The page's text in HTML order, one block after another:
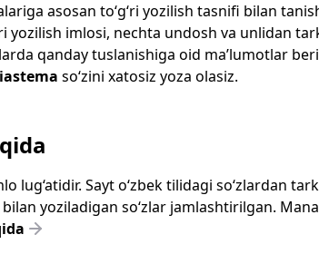
asosan to‘g‘ri yozilish tasnifi bilan
yozilish imlosi, nechta undosh va unlidan
qanday tuslanishiga oid ma’lumotlar
so‘zini xatosiz yoza olasiz.
lug‘atidir. Sayt o‘zbek tilidagi so‘zlardan
yoziladigan so‘zlar jamlashtirilgan.